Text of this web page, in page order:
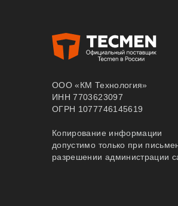
ООО «КМ Технология»
ИНН 7703623097
ОГРН 1077746145619
Копирование информации
допустимо только при
разрешении администрации